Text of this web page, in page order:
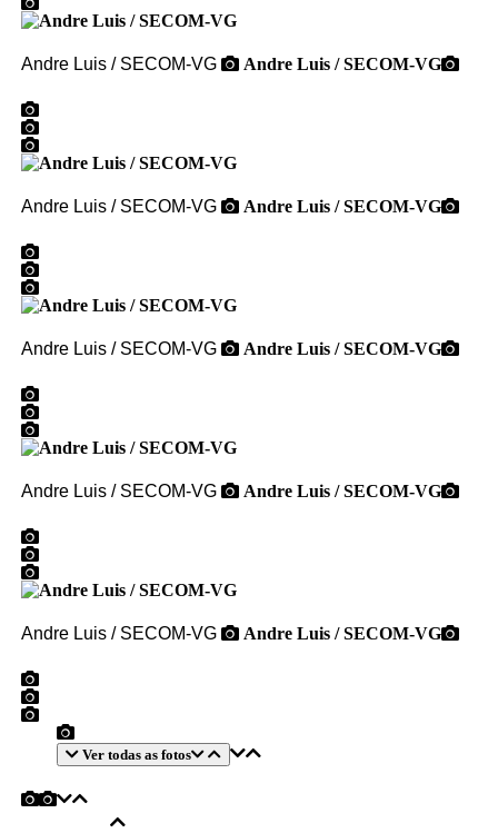
Andre Luis / SECOM-VG Andre Luis / SECOM-VG
Andre Luis / SECOM-VG Andre Luis / SECOM-VG
Andre Luis / SECOM-VG Andre Luis / SECOM-VG
Andre Luis / SECOM-VG Andre Luis / SECOM-VG
Andre Luis / SECOM-VG Andre Luis / SECOM-VG
Ver todas as fotos